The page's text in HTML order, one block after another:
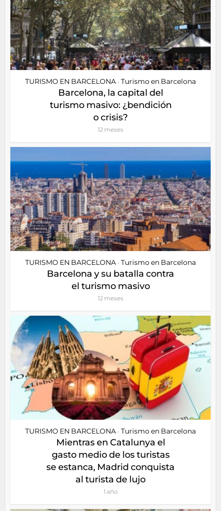
TURISMO EN BARCELONA • Turismo en Barcelona
Barcelona, la capital del
turismo masivo: ¿bendición
o crisis?
12 meses
TURISMO EN BARCELONA • Turismo en Barcelona
Barcelona y su batalla contra
el turismo masivo
12 meses
TURISMO EN BARCELONA • Turismo en Barcelona
Mientras en Catalunya el
gasto medio de los turistas
se estanca, Madrid conquista
al turista de lujo
1 año